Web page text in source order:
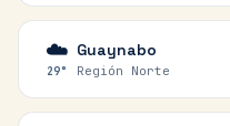
☁️
29°
Guaynabo
Región Norte